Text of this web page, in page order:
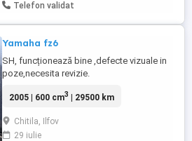
Telefon validat
Yamaha fz6
SH, funcționează bine ,defecte vizuale in
poze,necesita revizie.
2005 | 600 cm3 | 29500 km
Chitila, Ilfov
29 iulie